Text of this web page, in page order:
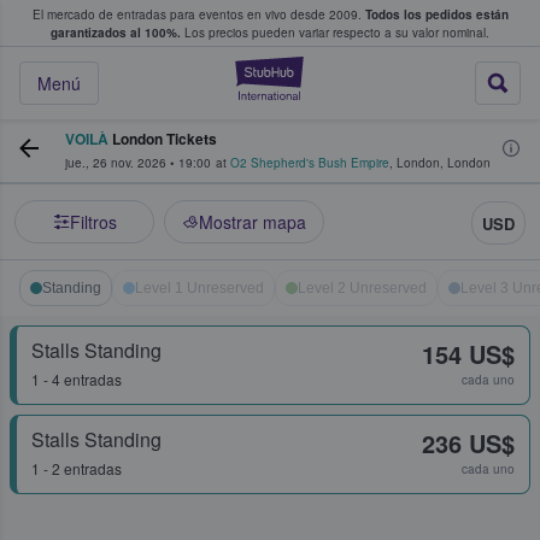
El mercado de entradas para eventos en vivo desde 2009. Todos los pedidos están
garantizados al 100%. Los precios pueden variar respecto a su valor nominal.
StubHub:
Menú
y venta de entradas entre fans
VOILÀ London Tickets
jue., 26 nov. 2026 • 19:00 at O2 Shepherd's Bush Empire, London, London
Filtros Mostrar mapa USD
Standing Level 1 Unreserved Level 2 Unreserved Level 3
Stalls Standing
1 - 4 entradas
154 US$
cada uno
Stalls Standing
1 - 2 entradas
236 US$
cada uno